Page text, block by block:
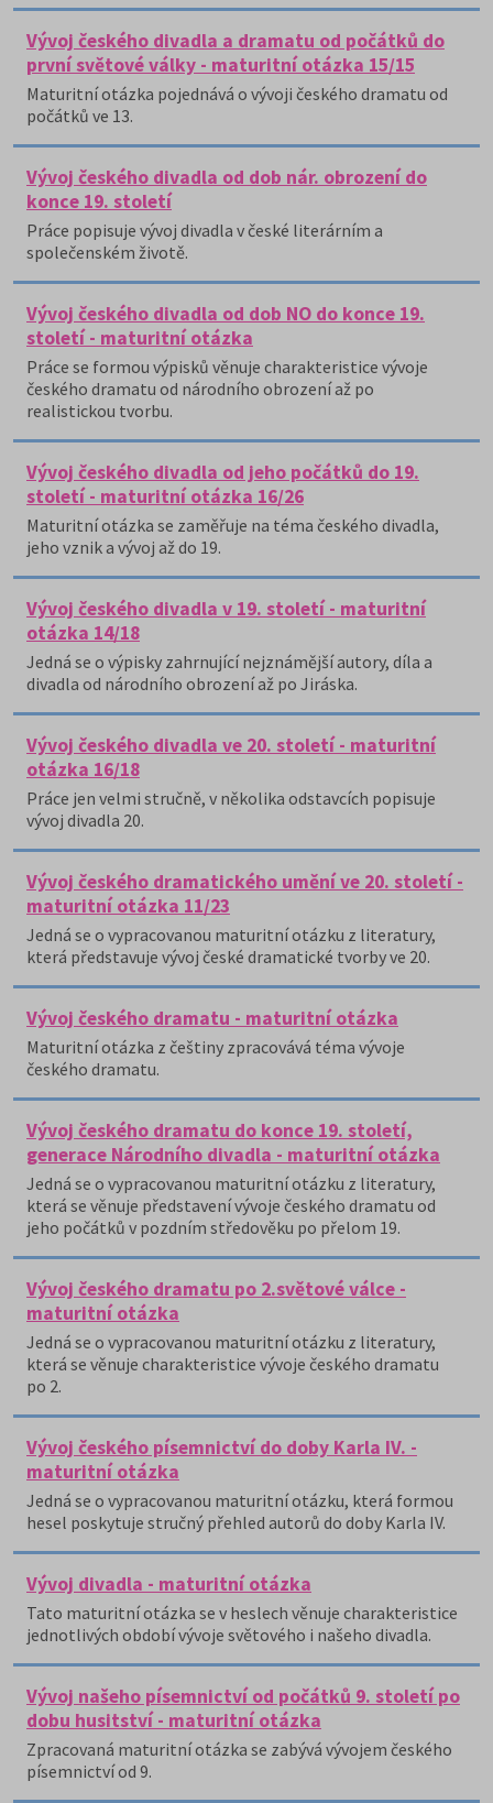
Vývoj českého divadla a dramatu od počátků do
první světové války - maturitní otázka 15/15
Maturitní otázka pojednává o vývoji českého dramatu od
počátků ve 13.
Vývoj českého divadla od dob nár. obrození do
konce 19. století
Práce popisuje vývoj divadla v české literárním a
společenském životě.
Vývoj českého divadla od dob NO do konce 19.
století - maturitní otázka
Práce se formou výpisků věnuje charakteristice vývoje
českého dramatu od národního obrození až po
realistickou tvorbu.
Vývoj českého divadla od jeho počátků do 19.
století - maturitní otázka 16/26
Maturitní otázka se zaměřuje na téma českého divadla,
jeho vznik a vývoj až do 19.
Vývoj českého divadla v 19. století - maturitní
otázka 14/18
Jedná se o výpisky zahrnující nejznámější autory, díla a
divadla od národního obrození až po Jiráska.
Vývoj českého divadla ve 20. století - maturitní
otázka 16/18
Práce jen velmi stručně, v několika odstavcích popisuje
vývoj divadla 20.
Vývoj českého dramatického umění ve 20. století -
maturitní otázka 11/23
Jedná se o vypracovanou maturitní otázku z literatury,
která představuje vývoj české dramatické tvorby ve 20.
Vývoj českého dramatu - maturitní otázka
Maturitní otázka z češtiny zpracovává téma vývoje
českého dramatu.
Vývoj českého dramatu do konce 19. století,
generace Národního divadla - maturitní otázka
Jedná se o vypracovanou maturitní otázku z literatury,
která se věnuje představení vývoje českého dramatu od
jeho počátků v pozdním středověku po přelom 19.
Vývoj českého dramatu po 2.světové válce -
maturitní otázka
Jedná se o vypracovanou maturitní otázku z literatury,
která se věnuje charakteristice vývoje českého dramatu
po 2.
Vývoj českého písemnictví do doby Karla IV. -
maturitní otázka
Jedná se o vypracovanou maturitní otázku, která formou
hesel poskytuje stručný přehled autorů do doby Karla IV.
Vývoj divadla - maturitní otázka
Tato maturitní otázka se v heslech věnuje charakteristice
jednotlivých období vývoje světového i našeho divadla.
Vývoj našeho písemnictví od počátků 9. století po
dobu husitství - maturitní otázka
Zpracovaná maturitní otázka se zabývá vývojem českého
písemnictví od 9.